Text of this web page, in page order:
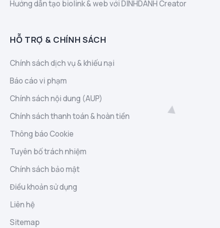
Hướng dẫn tạo biolink & web với DINHDANH Creator
HỖ TRỢ & CHÍNH SÁCH
Chính sách dịch vụ & khiếu nại
Báo cáo vi phạm
Chính sách nội dung (AUP)
Chính sách thanh toán & hoàn tiền
Thông báo Cookie
Tuyên bố trách nhiệm
Chính sách bảo mật
Điều khoản sử dụng
Liên hệ
Sitemap